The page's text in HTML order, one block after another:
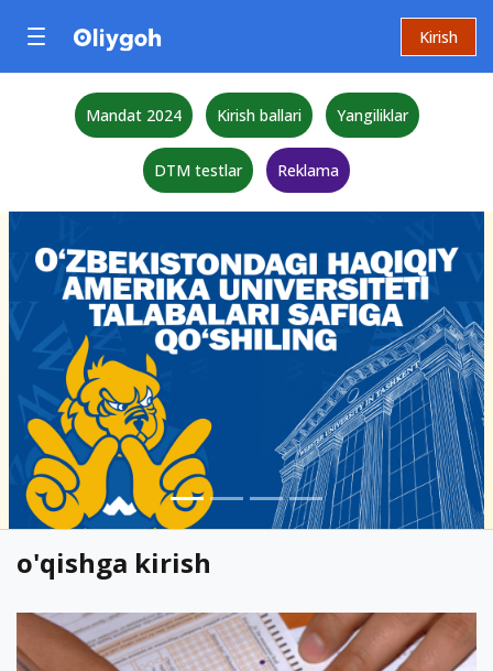
Kirish
Mandat 2024 Kirish ballari Yangiliklar
DTM testlar Reklama
o'qishga kirish